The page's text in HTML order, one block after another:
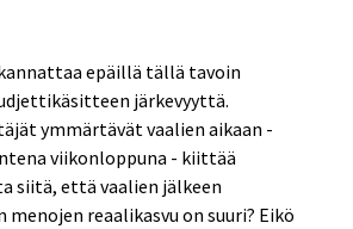
epäillä tällä tavoin
järkevyyttä.
ymmärtävät vaalien aikaan -
viikonloppuna - kiittää
siitä, että vaalien jälkeen
reaalikasvu on suuri? Eikö